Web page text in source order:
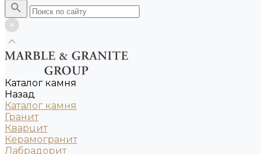
Каталог камня
Назад
Каталог камня
Гранит
Кварцит
Керамогранит
Лабрадорит